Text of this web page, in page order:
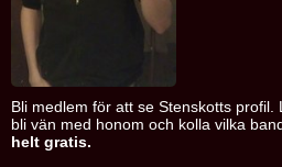
Bli medlem för att se Stenskotts
bli vän med honom och kolla vilka
helt gratis.